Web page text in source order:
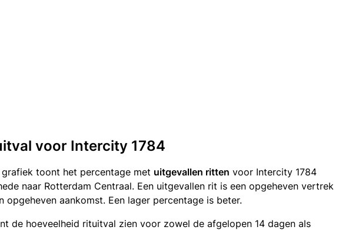
voor Intercity 1784
grafiek toont het percentage met uitgevallen ritten voor Intercity 1784
naar Rotterdam Centraal. Een uitgevallen rit is een opgeheven vertrek
opgeheven aankomst. Een lager percentage is beter.
de hoeveelheid rituitval zien voor zowel de afgelopen 14 dagen als